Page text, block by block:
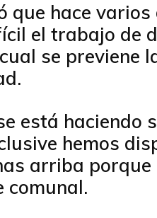
que hace
el trabajo de
se previene
está
hemos
arriba
comunal.